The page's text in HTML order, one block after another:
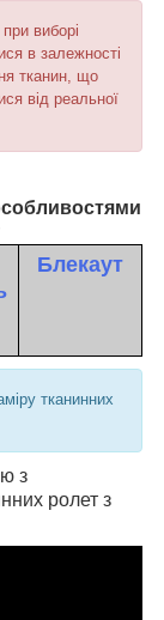
виборі
в залежності
тканин, що
від реальної
Блекаут
тканинних
з
ролет з